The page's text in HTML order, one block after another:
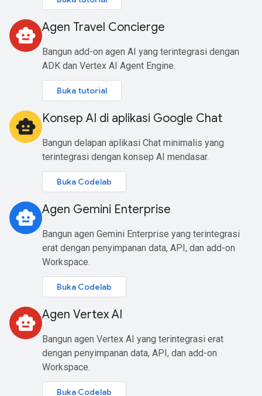
smart_toy Agen Travel Concierge
Bangun add-on agen AI yang terintegrasi dengan
ADK dan Vertex AI Agent Engine.
Buka tutorial
smart_toy Konsep AI di aplikasi Google Chat
Bangun delapan aplikasi Chat minimalis yang
terintegrasi dengan konsep AI mendasar.
Buka Codelab
smart_toy Agen Gemini Enterprise
Bangun agen Gemini Enterprise yang terintegrasi
erat dengan penyimpanan data, API, dan add-on
Workspace.
Buka Codelab
smart_toy Agen Vertex AI
Bangun agen Vertex AI yang terintegrasi erat
dengan penyimpanan data, API, dan add-on
Workspace.
Buka Codelab